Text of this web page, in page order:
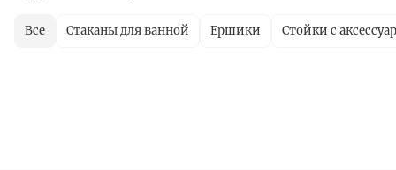
Все Стаканы для ванной Ершики Стойки с